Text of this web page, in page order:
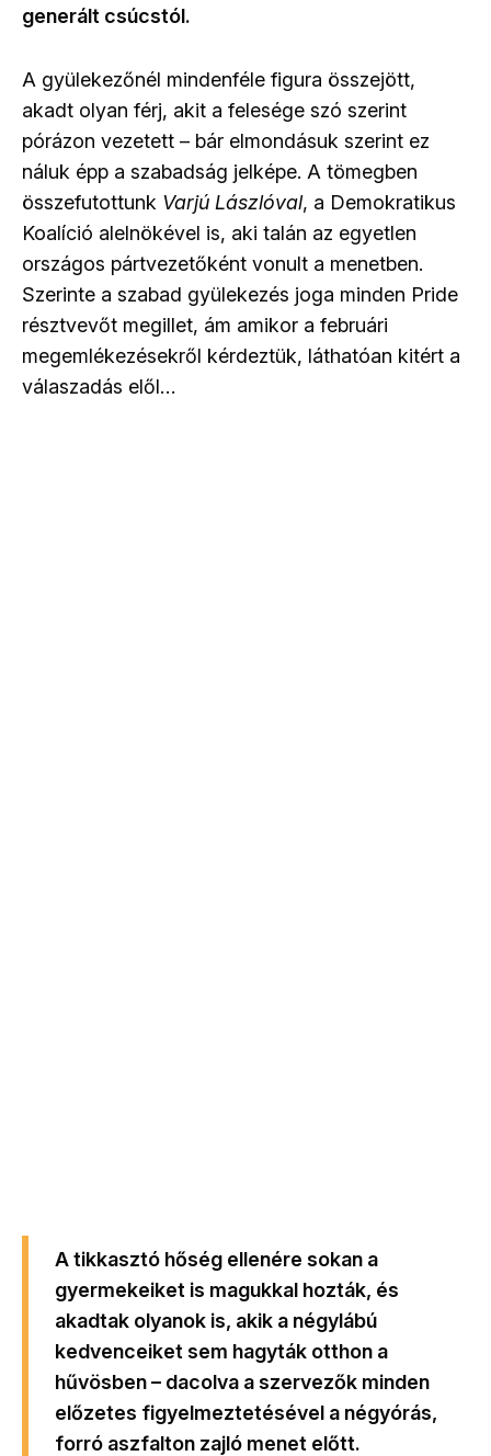
generált csúcstól.
A gyülekezőnél mindenféle figura összejött,
akadt olyan férj, akit a felesége szó szerint
pórázon vezetett – bár elmondásuk szerint ez
náluk épp a szabadság jelképe. A tömegben
összefutottunk Varjú Lászlóval, a Demokratikus
Koalíció alelnökével is, aki talán az egyetlen
országos pártvezetőként vonult a menetben.
Szerinte a szabad gyülekezés joga minden Pride
résztvevőt megillet, ám amikor a februári
megemlékezésekről kérdeztük, láthatóan kitért a
válaszadás elől…
A tikkasztó hőség ellenére sokan a
gyermekeiket is magukkal hozták, és
akadtak olyanok is, akik a négylábú
kedvenceiket sem hagyták otthon a
hűvösben – dacolva a szervezők minden
előzetes figyelmeztetésével a négyórás,
forró aszfalton zajló menet előtt.